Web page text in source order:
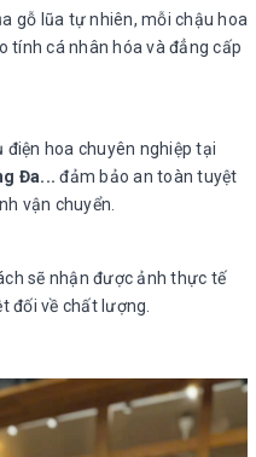
gỗ lũa tự nhiên, mỗi chậu hoa
tính cá nhân hóa và đẳng cấp
điện hoa chuyên nghiệp tại
Đa... đảm bảo an toàn tuyệt
vận chuyển.
sẽ nhận được ảnh thực tế
đối về chất lượng.